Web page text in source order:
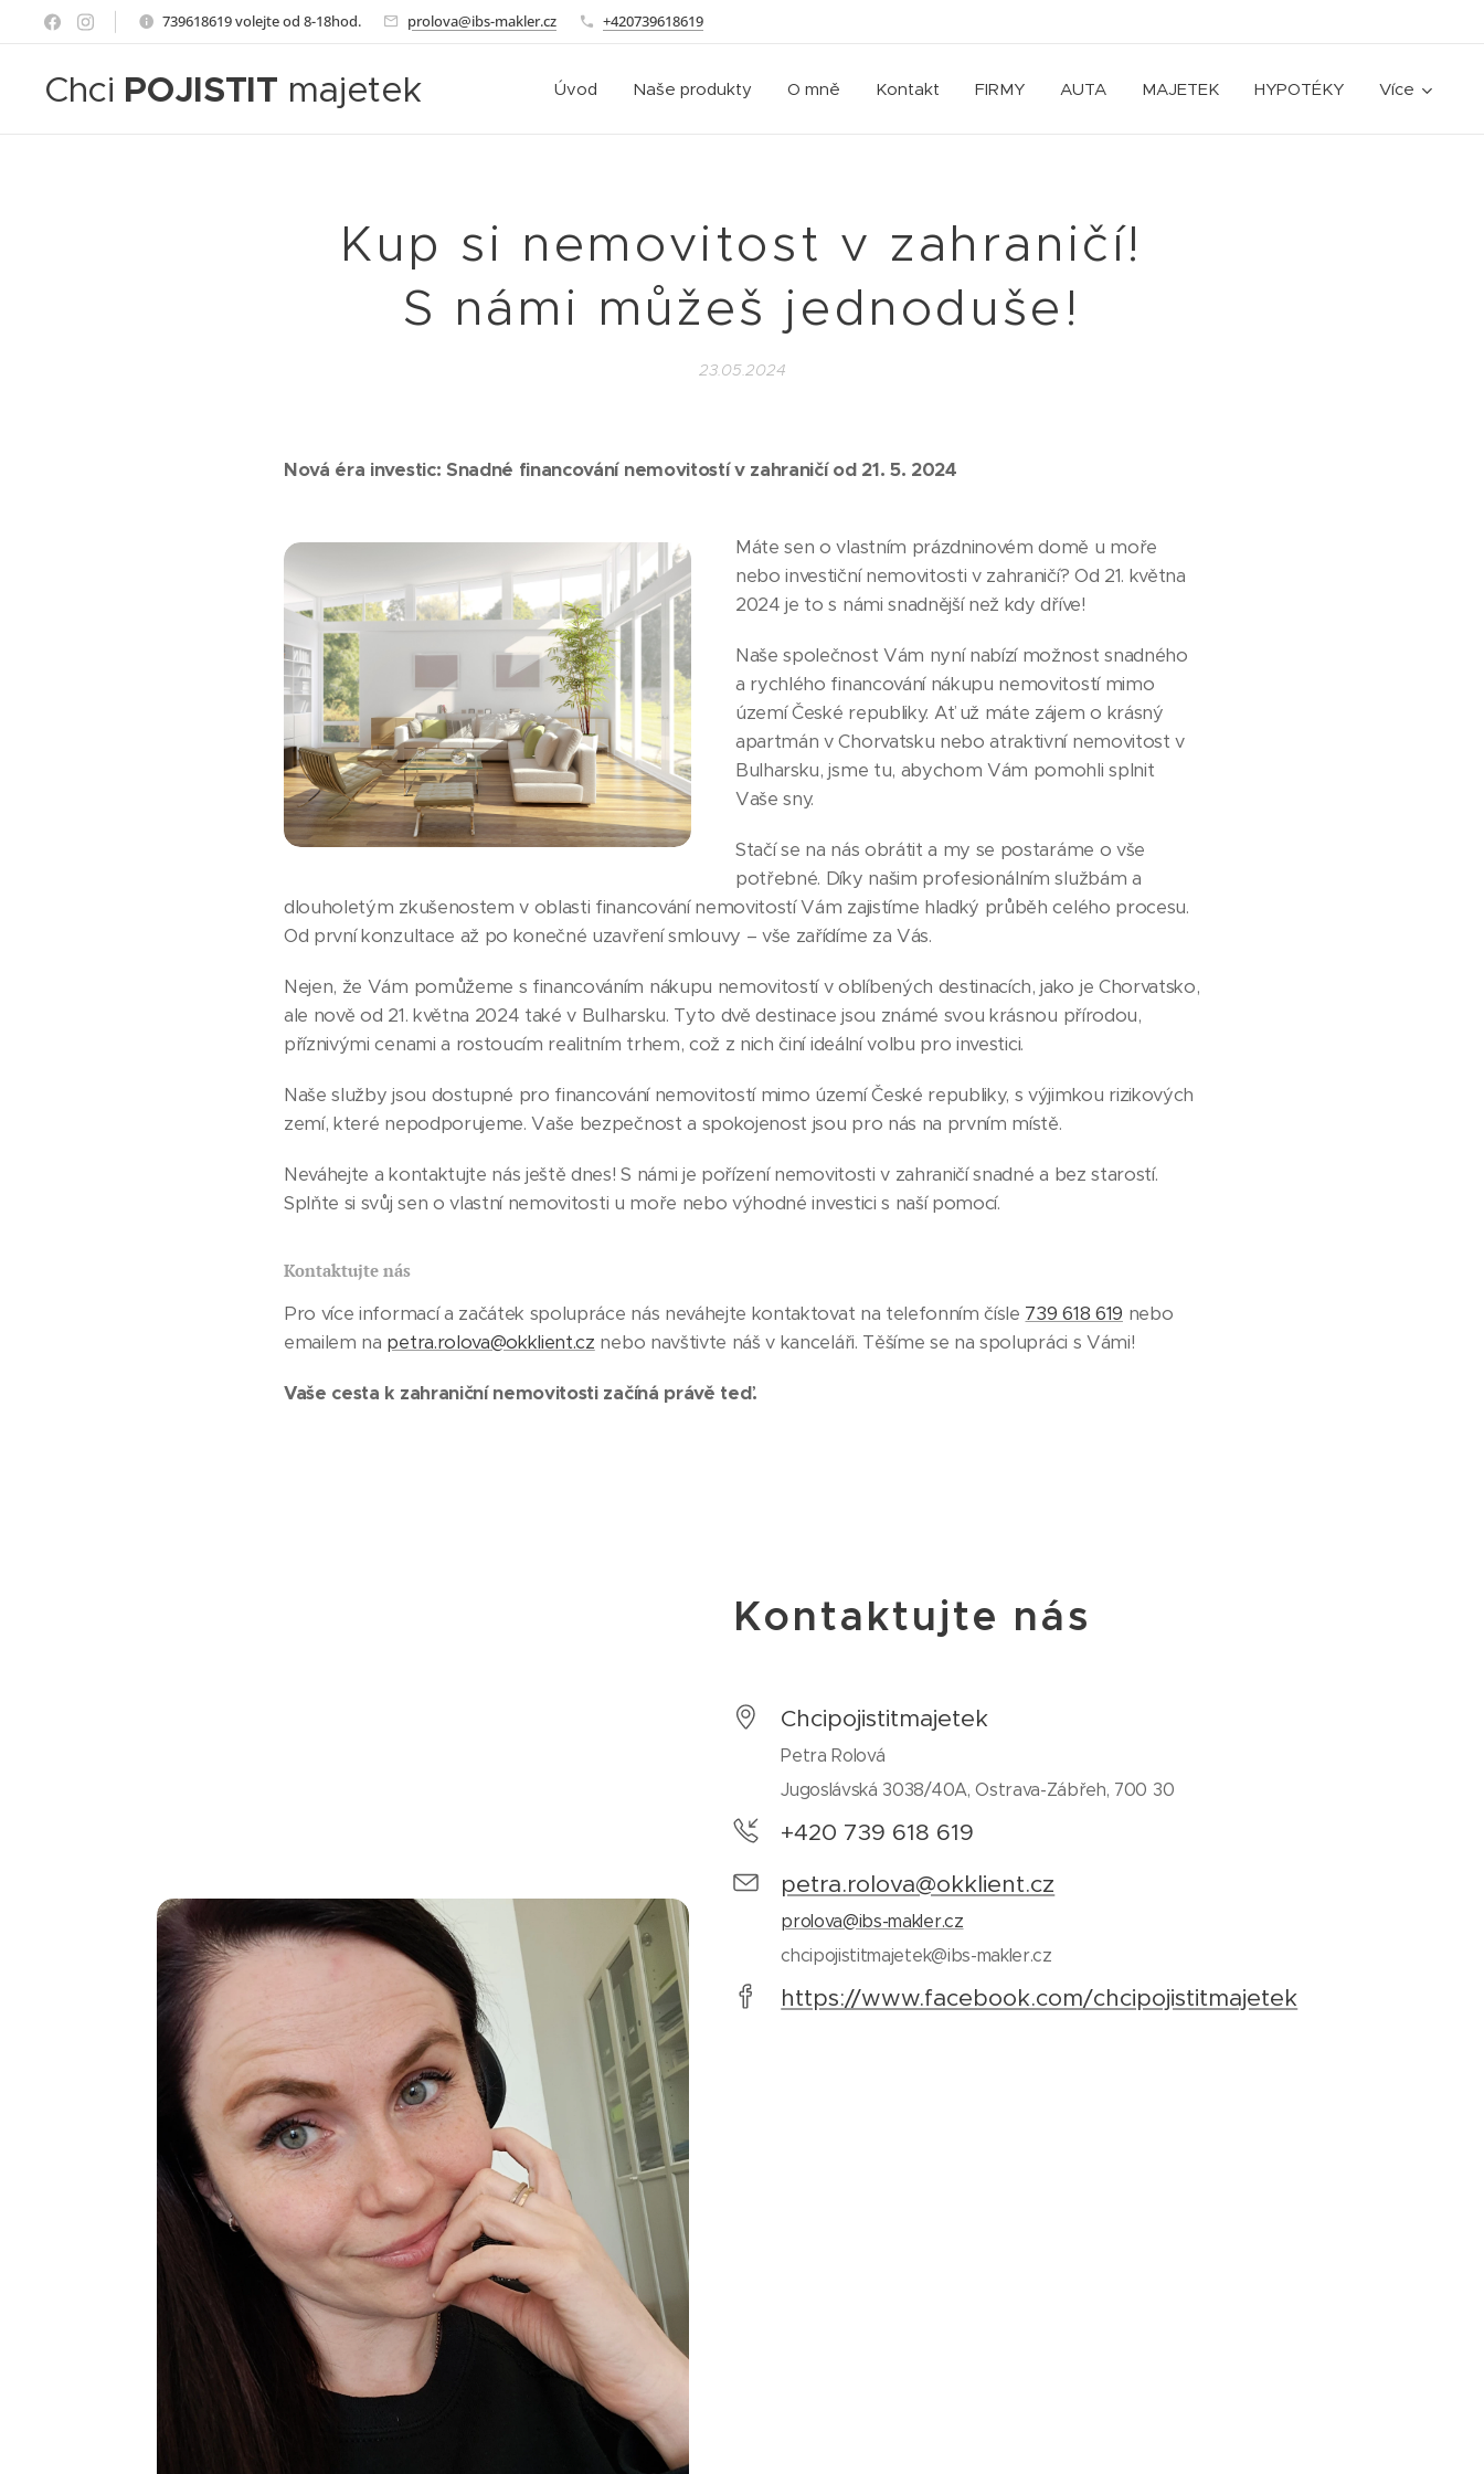
739618619 volejte od 8-18hod. prolova@ibs-makler.cz +420739618619
Chci POJISTIT majetek Úvod Naše produkty O mně Kontakt FIRMY AUTA MAJETEK HYPOTÉKY Více
Kup si nemovitost v zahraničí!
S námi můžeš jednoduše!
23.05.2024
Nová éra investic: Snadné financování nemovitostí v zahraničí od 21. 5. 2024
Máte sen o vlastním prázdninovém domě u moře
nebo investiční nemovitosti v zahraničí? Od 21. května
2024 je to s námi snadnější než kdy dříve!
Naše společnost Vám nyní nabízí možnost snadného
a rychlého financování nákupu nemovitostí mimo
území České republiky. Ať už máte zájem o krásný
apartmán v Chorvatsku nebo atraktivní nemovitost v
Bulharsku, jsme tu, abychom Vám pomohli splnit
Vaše sny.
Stačí se na nás obrátit a my se postaráme o vše
potřebné. Díky našim profesionálním službám a
dlouholetým zkušenostem v oblasti financování nemovitostí Vám zajistíme hladký průběh celého procesu.
Od první konzultace až po konečné uzavření smlouvy – vše zařídíme za Vás.
Nejen, že Vám pomůžeme s financováním nákupu nemovitostí v oblíbených destinacích, jako je Chorvatsko,
ale nově od 21. května 2024 také v Bulharsku. Tyto dvě destinace jsou známé svou krásnou přírodou,
příznivými cenami a rostoucím realitním trhem, což z nich činí ideální volbu pro investici.
Naše služby jsou dostupné pro financování nemovitostí mimo území České republiky, s výjimkou rizikových
zemí, které nepodporujeme. Vaše bezpečnost a spokojenost jsou pro nás na prvním místě.
Neváhejte a kontaktujte nás ještě dnes! S námi je pořízení nemovitosti v zahraničí snadné a bez starostí.
Splňte si svůj sen o vlastní nemovitosti u moře nebo výhodné investici s naší pomocí.
Kontaktujte nás
Pro více informací a začátek spolupráce nás neváhejte kontaktovat na telefonním čísle 739 618 619 nebo
emailem na petra.rolova@okklient.cz nebo navštivte náš v kanceláři. Těšíme se na spolupráci s Vámi!
Vaše cesta k zahraniční nemovitosti začíná právě teď.
Kontaktujte nás
Chcipojistitmajetek
Petra Rolová
Jugoslávská 3038/40A, Ostrava-Zábřeh, 700 30
+420 739 618 619
petra.rolova@okklient.cz
prolova@ibs-makler.cz
chcipojistitmajetek@ibs-makler.cz
https://www.facebook.com/chcipojistitmajetek